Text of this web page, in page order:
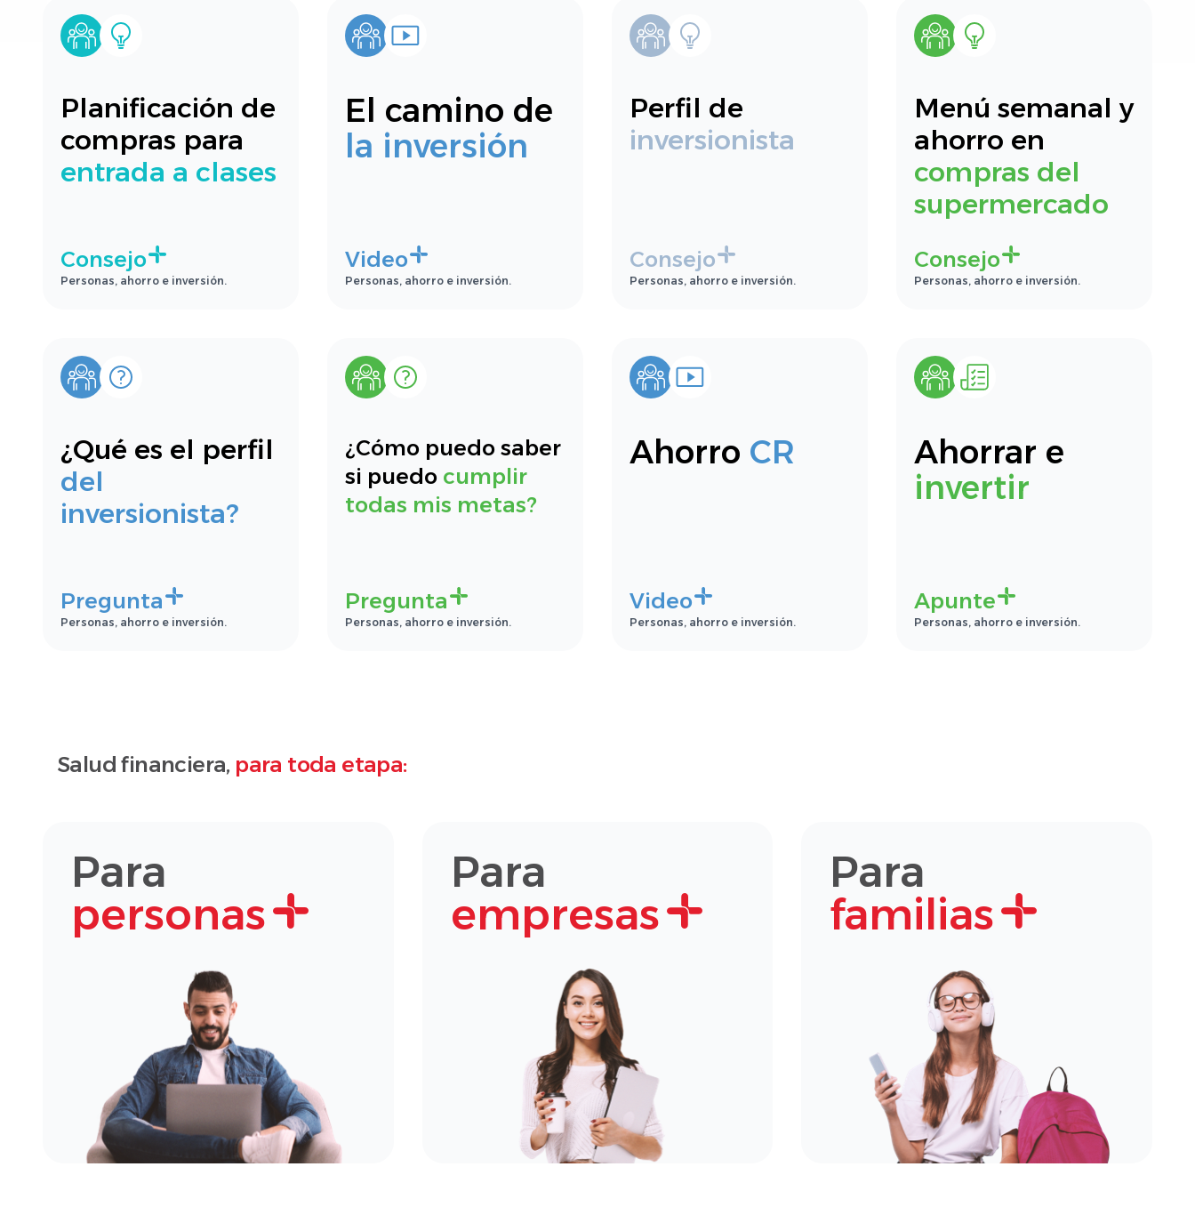
Planificación de
compras para
entrada a clases
Consejo
Personas, ahorro e inversión.
El camino de
la inversión
Video
Personas, ahorro e inversión.
Perfil de
inversionista
Consejo
Personas, ahorro e inversión.
Menú semanal y
ahorro en
compras del
supermercado
Consejo
Personas, ahorro e inversión.
¿Qué es el perfil
del
inversionista?
Pregunta
Personas, ahorro e inversión.
¿Cómo puedo saber
si puedo cumplir
todas mis metas?
Pregunta
Personas, ahorro e inversión.
Ahorro CR
Video
Personas, ahorro e inversión.
Ahorrar e
invertir
Apunte
Personas, ahorro e inversión.
Salud financiera, para toda etapa:
Para
personas
Para
empresas
Para
familias